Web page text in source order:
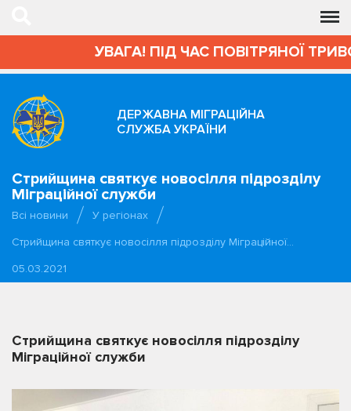
УВАГА! ПІД ЧАС ПОВІТРЯНОЇ
ДЕРЖАВНА МІГРАЦІЙНА
СЛУЖБА УКРАЇНИ
Стрийщина святкує новосілля підрозділу
Міграційної служби
Всі новини
У регіонах
Стрийщина святкує новосілля підрозділу Міграційної…
05.03.2021
Стрийщина святкує новосілля підрозділу
Міграційної служби